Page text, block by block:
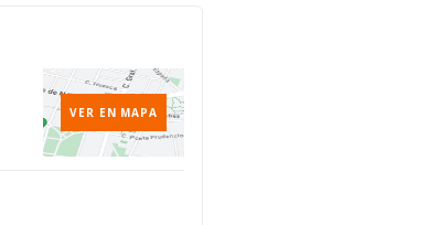
VER EN MAPA